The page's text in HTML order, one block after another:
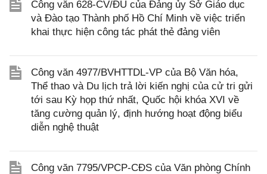
Công văn 628-CV/ĐU của Đảng ủy Sở Giáo dục
và Đào tạo Thành phố Hồ Chí Minh về việc triển
khai thực hiện công tác phát thẻ đảng viên
Công văn 4977/BVHTTDL-VP của Bộ Văn hóa,
Thể thao và Du lịch trả lời kiến nghị của cử tri gửi
tới sau Kỳ họp thứ nhất, Quốc hội khóa XVI về
tăng cường quản lý, định hướng hoạt động biểu
diễn nghệ thuật
Công văn 7795/VPCP-CĐS của Văn phòng Chính